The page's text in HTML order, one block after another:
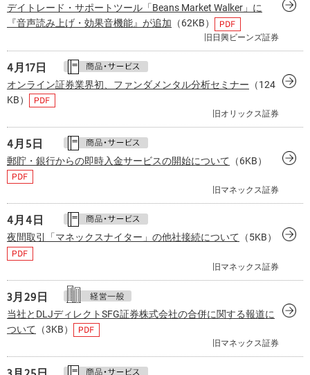
デイトレード・サポートツール「Beans Market Walker」に
『音声読み上げ・効果音機能』が追加 （62KB）
旧日興ビーンズ証券
4月17日
オンライン証券業界初、ファンダメンタル分析セミナー （124
KB）
旧オリックス証券
4月 5日
郵貯・銀行からの即時入金サービスの開始について （6KB）
旧マネックス証券
4月4日
夜間取引「マネックスナイター」の他社接続について （5KB）
旧マネックス証券
3月29日
当社とDLJディレクトSFG証券株式会社の合併に関する報道に
ついて （3KB）
旧マネックス証券